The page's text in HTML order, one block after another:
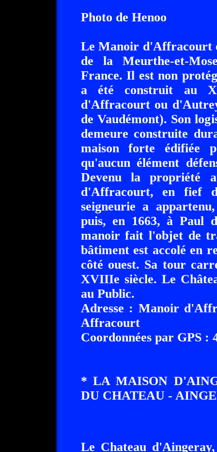
Photo de Henoo
Le Manoir d'Affracourt
de la Meurthe-et-
France. Il est non
a été construit au
d'Affracourt ou
de Vaudémont). Son
demeure construite
maison forte édifiée
qu'aucun élément
Devenu la propriété
d'Affracourt, en fief
seigneurie a
puis, en 1663, à Paul
manoir fait l'objet de
bâtiment est accolé en
côté ouest. Sa tour
XVIIIe siècle. Le
au Public.
Adresse : Manoir
Affracourt
Coordonnées par GPS :
* LA MAISON
DU CHATEAU -
Le Chateau